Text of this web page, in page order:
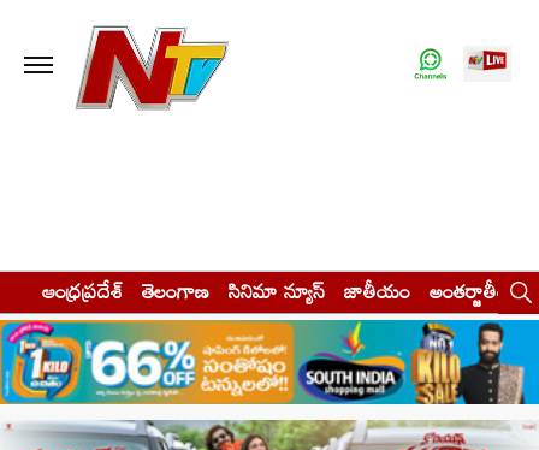
ఆంధ్రప్రదేశ్ తెలంగాణ సినిమా న్యూస్ జాతీయం అంతర్జాతీయం